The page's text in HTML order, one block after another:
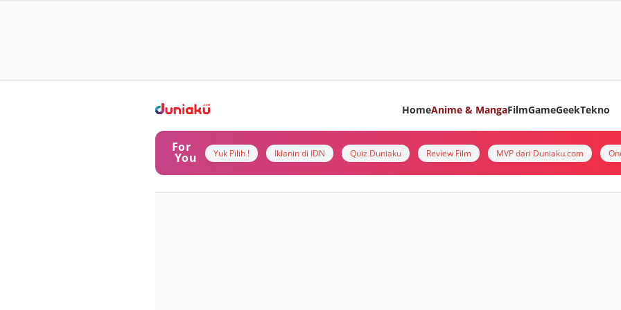
HomeAnime & MangaFilmGameGeekTekno
For
You Yuk Pilih ! Iklanin di IDN Quiz Duniaku Review Film MVP dari Duniaku.com